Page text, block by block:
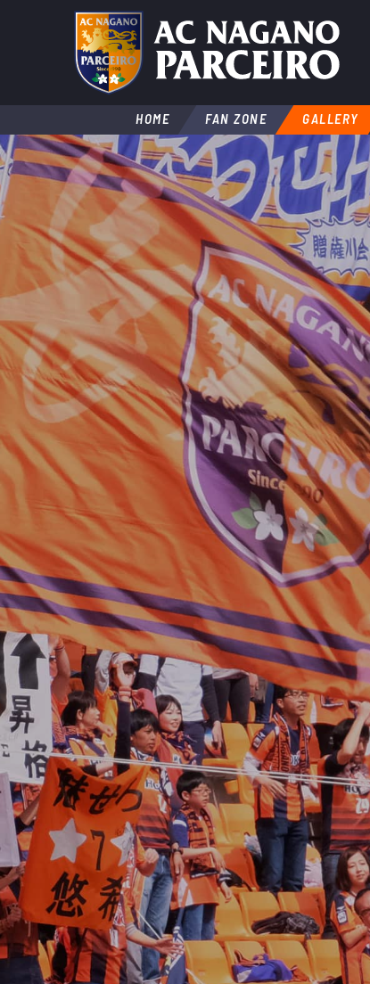
HOME FAN ZONE GALLERY